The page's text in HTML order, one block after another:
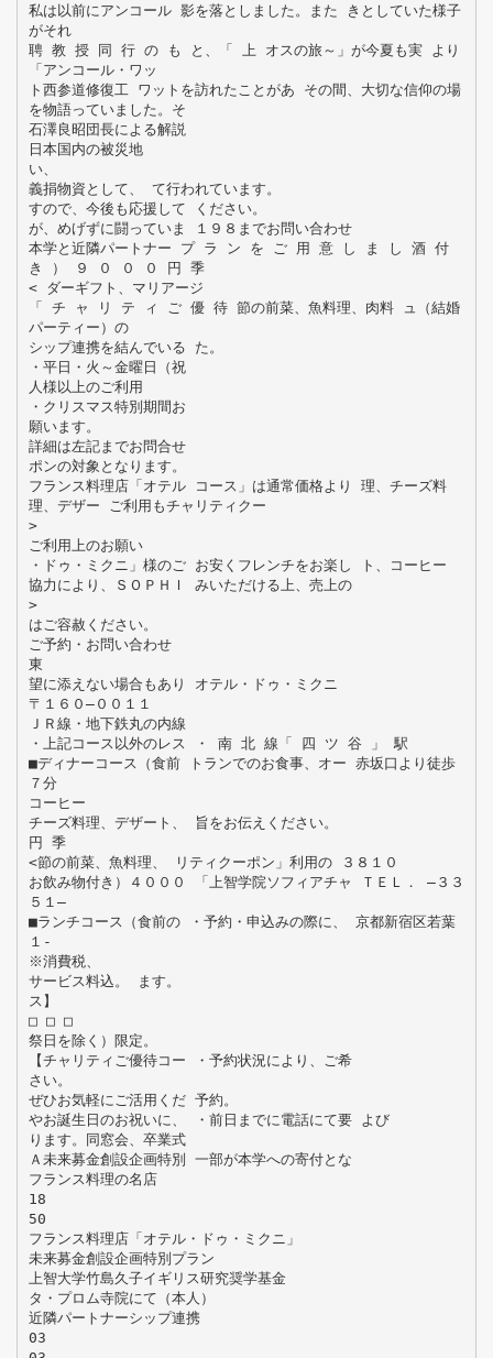
私は以前にアンコール 影を落としました。また きとしていた様子
がそれ
聘 教 授 同 行 の も と、「 上 オスの旅～」が今夏も実 より
「アンコール・ワッ
ト西参道修復工 ワットを訪れたことがあ その間、大切な信仰の場
を物語っていました。そ
石澤良昭団長による解説
日本国内の被災地
い、
義捐物資として、 て行われています。
すので、今後も応援して ください。
が、めげずに闘っていま １９８までお問い合わせ
本学と近隣パートナー プ ラ ン を ご 用 意 し ま し 酒 付
き ） ９ ０ ０ ０ 円 季
< ダーギフト、マリアージ
「 チ ャ リ テ ィ ご 優 待 節の前菜、魚料理、肉料 ュ（結婚
パーティー）の
シップ連携を結んでいる た。
・平日・火～金曜日（祝
人様以上のご利用
・クリスマス特別期間お
願います。
詳細は左記までお問合せ
ポンの対象となります。
フランス料理店「オテル コース」は通常価格より 理、チーズ料
理、デザー ご利用もチャリティクー
>
ご利用上のお願い
・ドゥ・ミクニ」様のご お安くフレンチをお楽し ト、コーヒー
協力により、ＳＯＰＨＩ みいただける上、売上の
>
はご容赦ください。
ご予約・お問い合わせ
東
望に添えない場合もあり オテル・ドゥ・ミクニ
〒１６０―００１１
ＪＲ線・地下鉄丸の内線
・上記コース以外のレス ・ 南 北 線「 四 ツ 谷 」 駅
■ディナーコース（食前 トランでのお食事、オー 赤坂口より徒歩
７分
コーヒー
チーズ料理、デザート、 旨をお伝えください。
円 季
<節の前菜、魚料理、 リティクーポン」利用の ３８１０
お飲み物付き）４０００ 「上智学院ソフィアチャ ＴＥＬ． ―３３
５１―
■ランチコース（食前の ・予約・申込みの際に、 京都新宿区若葉
１‐
※消費税、
サービス料込。 ます。
ス】
□ □ □
祭日を除く）限定。
【チャリティご優待コー ・予約状況により、ご希
さい。
ぜひお気軽にご活用くだ 予約。
やお誕生日のお祝いに、 ・前日までに電話にて要 よび
ります。同窓会、卒業式
Ａ未来募金創設企画特別 一部が本学への寄付とな
フランス料理の名店
18
50
フランス料理店「オテル・ドゥ・ミクニ」
未来募金創設企画特別プラン
上智大学竹島久子イギリス研究奨学基金
タ・プロム寺院にて（本人）
近隣パートナーシップ連携
03